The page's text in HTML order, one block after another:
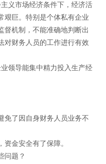
义市场经济条件下，经济活
艰巨。特别是个体私有企业
督机制，不能准确地判断出
对财务人员的工作进行有效
领导能集中精力投入生产经
了因自身财务人员业务不
金安全有了保障。
题？